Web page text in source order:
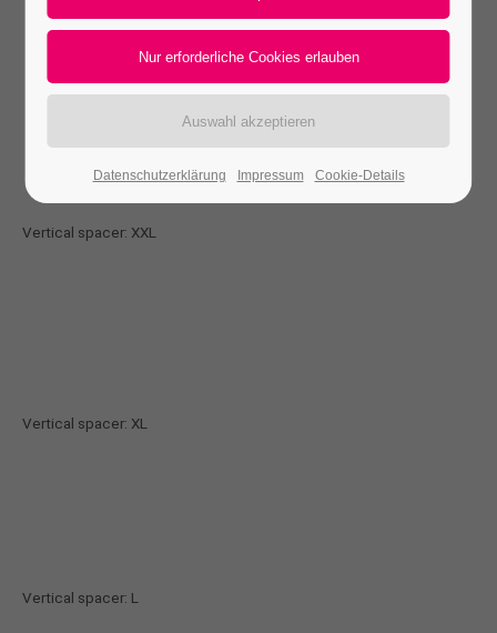
Mon - Fri 8:00am - 5:00pm(GMT +1)
Get in touch
adipiscing elit.
defined in pixels.
Vertical spacer: XXL
Vertical spacer: XL
Vertical spacer: L
Datenschutzerklärung Impressum Cookie-Details